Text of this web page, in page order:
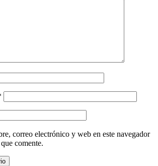
correo electrónico y web en este navegador
comente.